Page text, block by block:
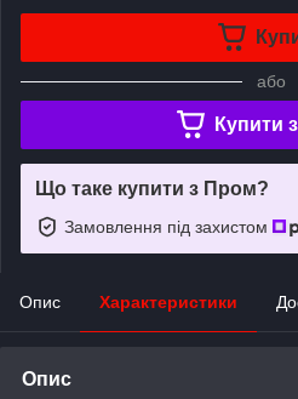
або
Купити з
Що таке купити з Пром?
Замовлення під захистом
Опис Характеристики
Опис